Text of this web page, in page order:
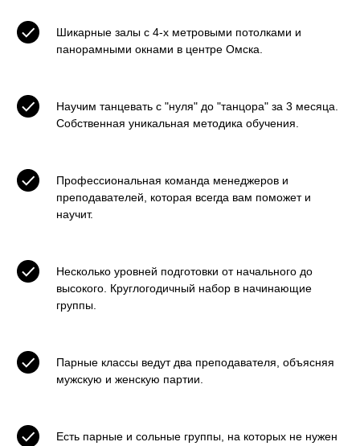
Шикарные залы с 4-х метровыми потолками и
панорамными окнами в центре Омска.
Научим танцевать с "нуля" до "танцора" за 3 месяца.
Собственная уникальная методика обучения.
Профессиональная команда менеджеров и
преподавателей, которая всегда вам поможет и
научит.
Несколько уровней подготовки от начального до
высокого. Круглогодичный набор в начинающие
группы.
Парные классы ведут два преподавателя, объясняя
мужскую и женскую партии.
Есть парные и сольные группы, на которых не нужен